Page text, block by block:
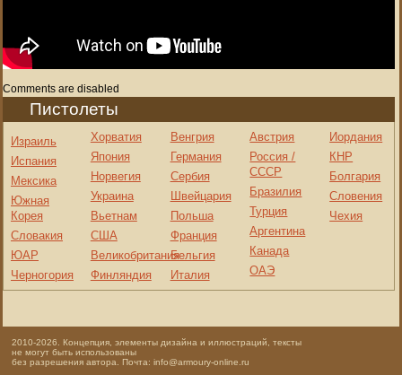
Comments are disabled
Пистолеты
Израиль
Испания
Мексика
Южная
Корея
Словакия
ЮАР
Черногория
Хорватия
Япония
Норвегия
Украина
Вьетнам
США
Великобритания
Финляндия
Венгрия
Германия
Сербия
Швейцария
Польша
Франция
Бельгия
Италия
Австрия
Россия /
СССР
Бразилия
Турция
Аргентина
Канада
ОАЭ
Иордания
КНР
Болгария
Словения
Чехия
2010-2026. Концепция, элементы дизайна и иллюстраций, тексты
не могут быть использованы
без разрешения автора. Почта: info@armoury-online.ru